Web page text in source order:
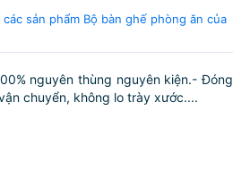
các sản phẩm Bộ bàn ghế phòng ăn của
nguyên thùng nguyên kiện.- Đóng
chuyển, không lo trày xước....